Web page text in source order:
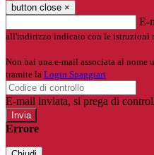
button close ×
E-
all'indirizzo indicato con le istruzioni
Non hai una e-mail associata al nome
tramite la Login Spaggiari
E-mail inviata, si prega di
Errore